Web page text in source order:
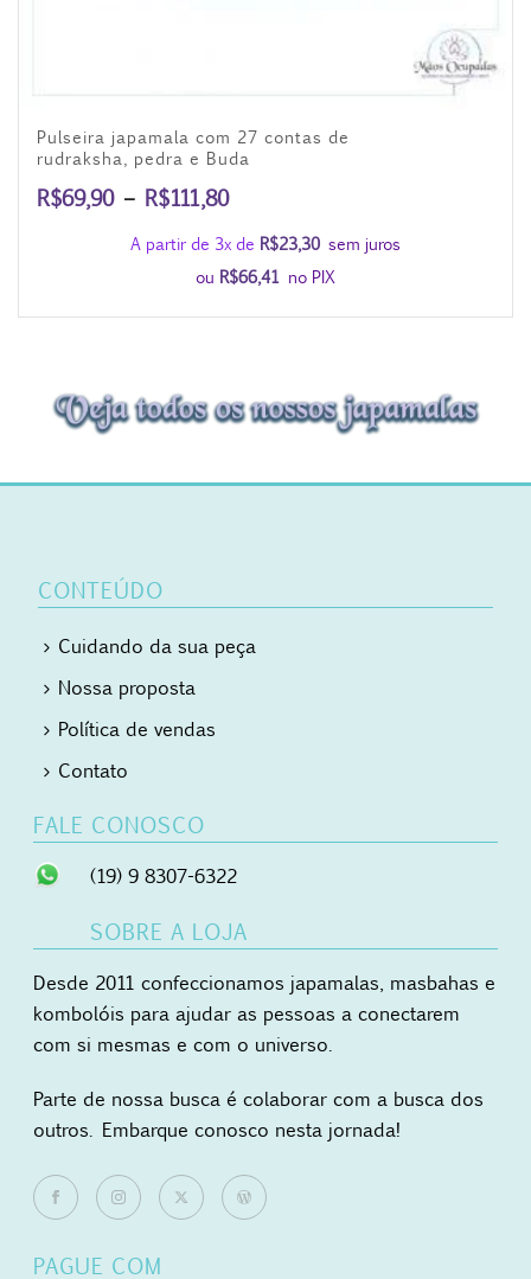
Pulseira japamala com 27 contas de
rudraksha, pedra e Buda
R$69,90 – R$111,80Faixa
de
preço:
R$69,90
A partir de 3x de R$23,30 sem juros
ou R$66,41 no PIX
CONTEÚDO
Cuidando da sua peça
Nossa proposta
Política de vendas
Contato
FALE CONOSCO
(19) 9 8307-6322
SOBRE A LOJA
Desde 2011 confeccionamos japamalas, masbahas e
kombolóis para ajudar as pessoas a conectarem
com si mesmas e com o universo.
Parte de nossa busca é colaborar com a busca dos
outros. Embarque conosco nesta jornada!
PAGUE COM